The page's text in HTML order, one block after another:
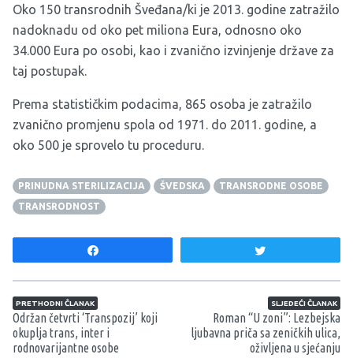
Oko 150 transrodnih Šveđana/ki je 2013. godine zatražilo
nadoknadu od oko pet miliona Eura, odnosno oko
34.000 Eura po osobi, kao i zvanično izvinjenje države za
taj postupak.
Prema statističkim podacima, 865 osoba je zatražilo
zvanično promjenu spola od 1971. do 2011. godine, a
oko 500 je sprovelo tu proceduru.
PRINUDNA STERILIZACIJA ŠVEDSKA
TRANSRODNE OSOBE
TRANSRODNOST
Navigacija članaka
PRETHODNI ČLANAK
Održan četvrti ‘Transpozij’ koji
okuplja trans, inter i
rodnovarijantne osobe
SLJEDEĆI ČLANAK
Roman “U zoni”: Lezbejska
ljubavna priča sa zeničkih ulica,
oživljena u sjećanju